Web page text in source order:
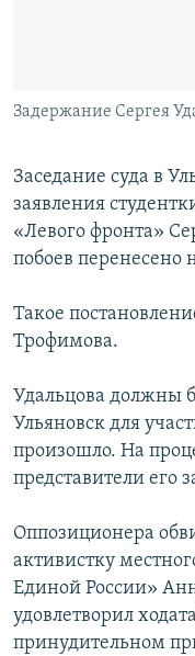
Все сайты РСЕ/РС
Задержание Сергея
Заседание суда в
заявления
«Левого фронта»
побоев перенесено
Такое
Трофимова.
Удальцова должны
Ульяновск для
произошло. На
представители его
Оппозиционера
активистку
Единой России»
удовлетворил
принудительном